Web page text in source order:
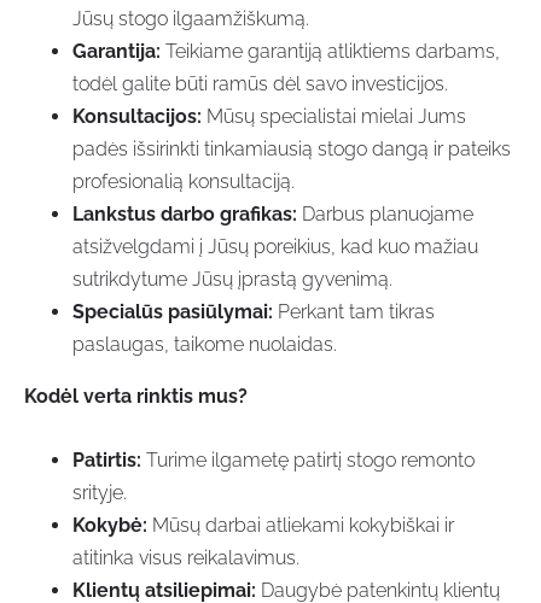
Jūsų stogo ilgaamžiškumą.
Garantija: Teikiame garantiją atliktiems darbams,
todėl galite būti ramūs dėl savo investicijos.
Konsultacijos: Mūsų specialistai mielai Jums
padės išsirinkti tinkamiausią stogo dangą ir pateiks
profesionalią konsultaciją.
Lankstus darbo grafikas: Darbus planuojame
atsižvelgdami į Jūsų poreikius, kad kuo mažiau
sutrikdytume Jūsų įprastą gyvenimą.
Specialūs pasiūlymai: Perkant tam tikras
paslaugas, taikome nuolaidas.
Kodėl verta rinktis mus?
Patirtis: Turime ilgametę patirtį stogo remonto
srityje.
Kokybė: Mūsų darbai atliekami kokybiškai ir
atitinka visus reikalavimus.
Klientų atsiliepimai: Daugybė patenkintų klientų